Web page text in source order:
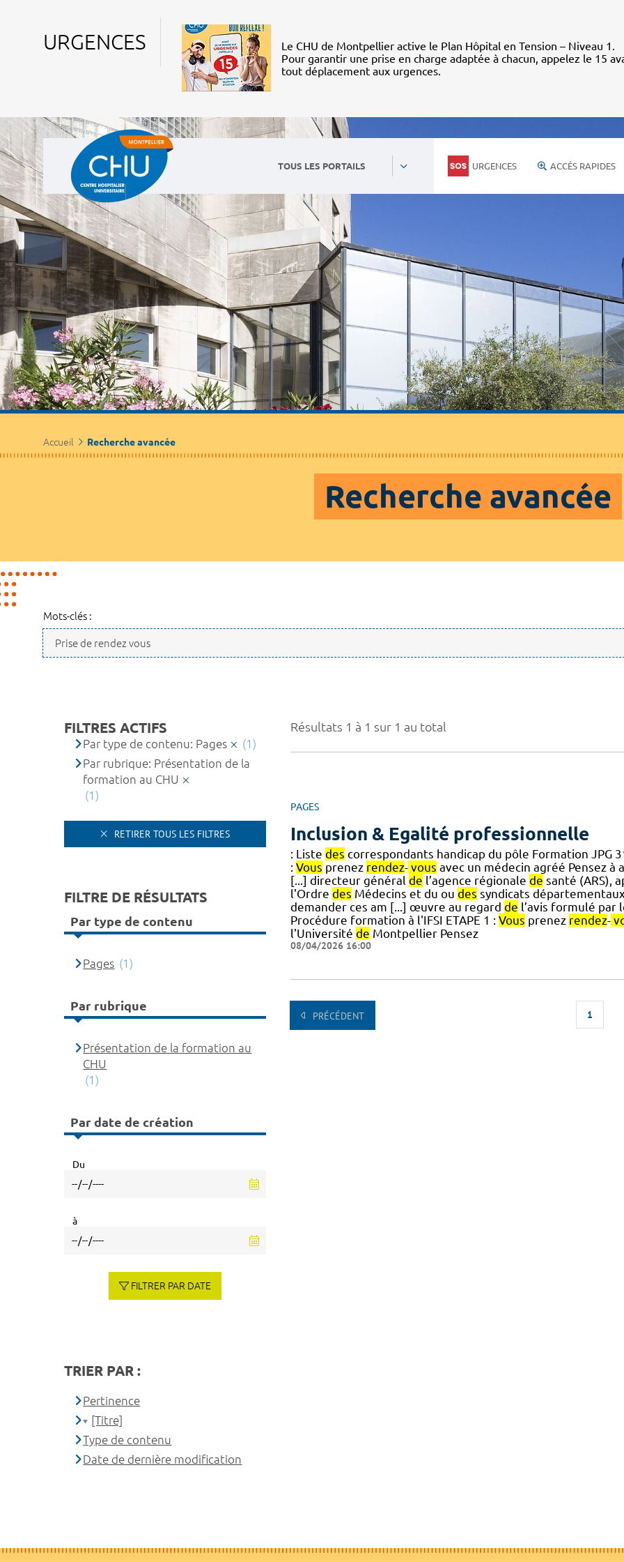
URGENCES
Le CHU de Montpellier active le Plan Hôpital en Tension – Niveau 1.
Pour garantir une prise en charge adaptée à chacun, appelez le 15
tout déplacement aux urgences.
TOUS LES PORTAILS URGENCES ACCÈS RAPIDES
Accueil Recherche avancée
Recherche avancée
Mots-clés :
Résultats 1 à 1 sur 1 au total
PAGES
Inclusion & Egalité professionnelle
: Liste des correspondants handicap du pôle Formation JPG
: Vous prenez rendez- vous avec un médecin agréé Pensez à
[...] directeur général de l’agence régionale de santé (ARS),
l'Ordre des Médecins et du ou des syndicats départementaux
demander ces am [...] œuvre au regard de l’avis formulé par
Procédure formation à l'IFSI ETAPE 1 : Vous prenez rendez-
l'Université de Montpellier Pensez
08/04/2026 16:00
PRÉCÉDENT 1
FILTRES ACTIFS
Par type de contenu: Pages
(1)
Par rubrique: Présentation de la
formation au CHU
(1)
RETIRER TOUS LES FILTRES
FILTRE DE RÉSULTATS
Par type de contenu
Pages (1)
Par rubrique
Présentation de la formation au
CHU
(1)
Par date de création
Du
à
FILTRER PAR DATE
TRIER PAR :
Pertinence
[Titre]
Type de contenu
Date de dernière modification